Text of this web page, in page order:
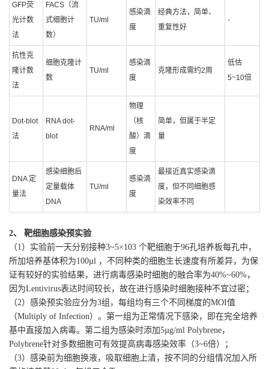
GFP荧
光计数
法
FACS（流
式细胞计
数）
TU/ml
感染滴
度
经典方法，简单、
重复性好
-
抗性克
隆计数
法
细胞克隆计
数
TU/ml
感染滴
度
克隆形成需约2周
低估
5~10倍
Dot-blot
法
RNA dot-
blot
RNA/ml
物理
（核
酸）滴
度
简单，但属于半定
量
DNA 定
量法
感染细胞后
定量载体
DNA
TU/ml
感染滴
度
最接近真实感染滴
度，但不同细胞感
染效率不同
2、 靶细胞感染预实验
（1）实验前一天分别接种3~5×103 个靶细胞于96孔培养板每孔中，
所加培养基体积为100µl ，不同种类的细胞生长速度有所差异，为保
证有较好的实验结果，进行病毒感染时细胞的融合率为40%~60%，
因为Lentivirus表达时间较长，故在进行感染时细胞接种不宜过密；
（2）感染预实验应分为3组，每组均有三个不同梯度的MOI值
（Multiply of Infection）。第一组为正常情况下感染，即在完全培养
基中直接加入病毒。第二组为感染时添加5µg/ml Polybrene，
Polybrene针对多数细胞可有效提高病毒感染效率（3~6倍）；
（3）感染前为细胞换液，吸取细胞上清，按不同的分组情况加入所